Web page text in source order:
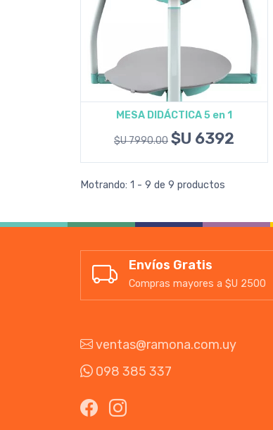
Agregar al carrito
MESA DIDÁCTICA 5 en 1
$U 7990.00 $U 6392
Motrando: 1 - 9 de 9 productos
Envíos Gratis
Compras mayores a $U 2500
ventas@ramona.com.uy
098 385 337